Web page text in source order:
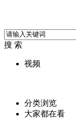
搜 索
视频
分类浏览
大家都在看